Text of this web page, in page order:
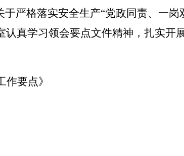
于严格落实安全生产“党政同责、一岗
真学习领会要点文件精神，扎实开
作要点》